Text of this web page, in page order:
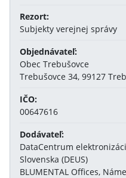
Rezort:
Subjekty verejnej správy
Objednávateľ:
Obec Trebušovce
Trebušovce 34, 99127
IČO:
00647616
Dodávateľ:
DataCentrum
Slovenska (DEUS)
BLUMENTAL Offices,